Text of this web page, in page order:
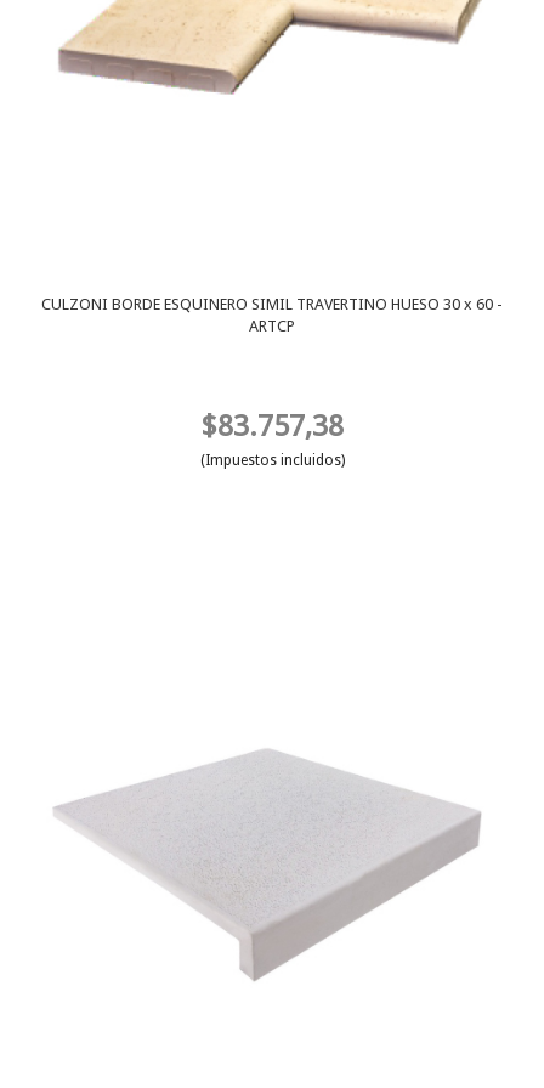
CULZONI BORDE ESQUINERO SIMIL TRAVERTINO HUESO 30 x 60 -
ARTCP
$83.757,38
(Impuestos incluidos)